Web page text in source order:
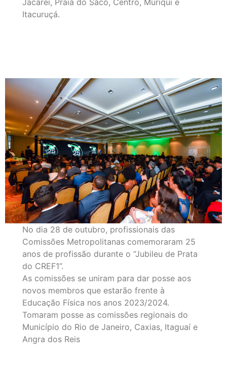
Itacuruçá.
No dia 28 de outubro, profissionais das
Comissões Metropolitanas comemoraram 25
anos de profissão durante o “Jubileu de Prata
do CREF1”.
As comissões se uniram para dar posse aos
novos membros que estarão frente à
Educação Física nos anos 2023/2024.
Tomaram posse as comissões regionais do
Município do Rio de Janeiro, Caxias, Itaguaí e
Angra dos Reis